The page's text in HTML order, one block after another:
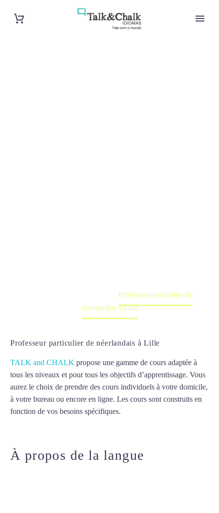
Professeur particulier de
néerlandais à Lille
Professeur particulier de néerlandais à Lille
TALK and CHALK propose une gamme de cours adaptée à
tous les niveaux et pour tous les objectifs d’apprentissage. Vous
aurez le choix de prendre des cours individuels à votre domicile,
à votre bureau ou encore en ligne. Les cours sont construits en
fonction de vos besoins spécifiques.
À propos de la langue